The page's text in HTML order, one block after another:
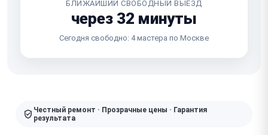
БЛИЖАЙШИЙ СВОБОДНЫЙ ВЫЕЗД
через 32 минуты
Сегодня свободно: 4 мастера по Москве
Честный ремонт · Прозрачные цены · Гарантия
результата